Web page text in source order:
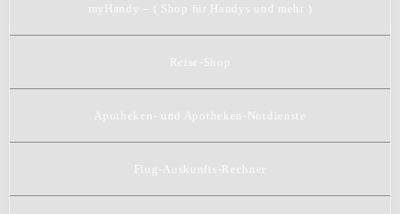
myHandy – ( Shop für Handys und mehr )
Reise-Shop
Apotheken- und Apotheken-Notdienste
Flug-Auskunfts-Rechner